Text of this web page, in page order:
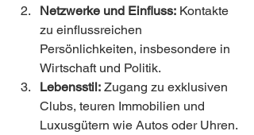
Netzwerke und Einfluss: Kontakte
zu einflussreichen
Persönlichkeiten, insbesondere in
Wirtschaft und Politik.
Lebensstil: Zugang zu exklusiven
Clubs, teuren Immobilien und
Luxusgütern wie Autos oder Uhren.